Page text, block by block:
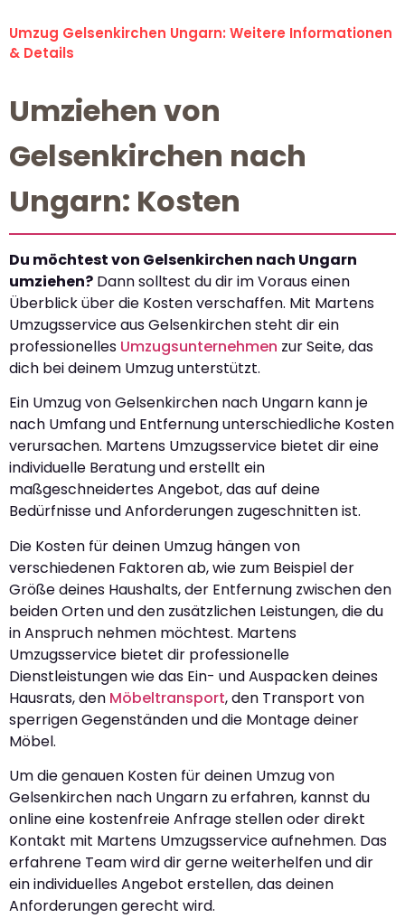
Umzug Gelsenkirchen Ungarn: Weitere Informationen
& Details
Umziehen von
Gelsenkirchen nach
Ungarn: Kosten
Du möchtest von Gelsenkirchen nach Ungarn
umziehen? Dann solltest du dir im Voraus einen
Überblick über die Kosten verschaffen. Mit Martens
Umzugsservice aus Gelsenkirchen steht dir ein
professionelles Umzugsunternehmen zur Seite, das
dich bei deinem Umzug unterstützt.
Ein Umzug von Gelsenkirchen nach Ungarn kann je
nach Umfang und Entfernung unterschiedliche Kosten
verursachen. Martens Umzugsservice bietet dir eine
individuelle Beratung und erstellt ein
maßgeschneidertes Angebot, das auf deine
Bedürfnisse und Anforderungen zugeschnitten ist.
Die Kosten für deinen Umzug hängen von
verschiedenen Faktoren ab, wie zum Beispiel der
Größe deines Haushalts, der Entfernung zwischen den
beiden Orten und den zusätzlichen Leistungen, die du
in Anspruch nehmen möchtest. Martens
Umzugsservice bietet dir professionelle
Dienstleistungen wie das Ein- und Auspacken deines
Hausrats, den Möbeltransport, den Transport von
sperrigen Gegenständen und die Montage deiner
Möbel.
Um die genauen Kosten für deinen Umzug von
Gelsenkirchen nach Ungarn zu erfahren, kannst du
online eine kostenfreie Anfrage stellen oder direkt
Kontakt mit Martens Umzugsservice aufnehmen. Das
erfahrene Team wird dir gerne weiterhelfen und dir
ein individuelles Angebot erstellen, das deinen
Anforderungen gerecht wird.